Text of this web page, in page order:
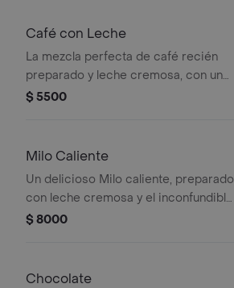
Café con Leche
La mezcla perfecta de café recién
preparado y leche cremosa, con un
sabor suave, equilibrado y
$ 5500
Milo Caliente
Un delicioso Milo caliente, preparado
con leche cremosa y el inconfundible
sabor a chocolate maltado que
momento del día.
$ 8000
Chocolate